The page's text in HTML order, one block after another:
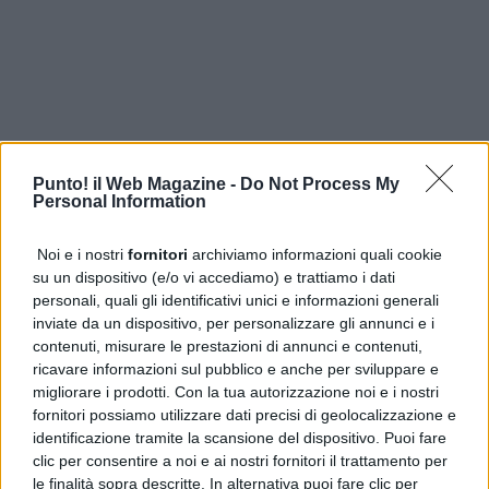
Punto! il Web Magazine - Do Not Process My
Personal Information
Noi e i nostri fornitori archiviamo informazioni quali cookie
su un dispositivo (e/o vi accediamo) e trattiamo i dati
personali, quali gli identificativi unici e informazioni generali
inviate da un dispositivo, per personalizzare gli annunci e i
contenuti, misurare le prestazioni di annunci e contenuti,
ricavare informazioni sul pubblico e anche per sviluppare e
migliorare i prodotti. Con la tua autorizzazione noi e i nostri
fornitori possiamo utilizzare dati precisi di geolocalizzazione e
identificazione tramite la scansione del dispositivo. Puoi fare
clic per consentire a noi e ai nostri fornitori il trattamento per
le finalità sopra descritte. In alternativa puoi fare clic per
ULTIME DALLA PRIMA
Cercola, CDU contro la revoca della Biblioteca Siani dai
beni comuni